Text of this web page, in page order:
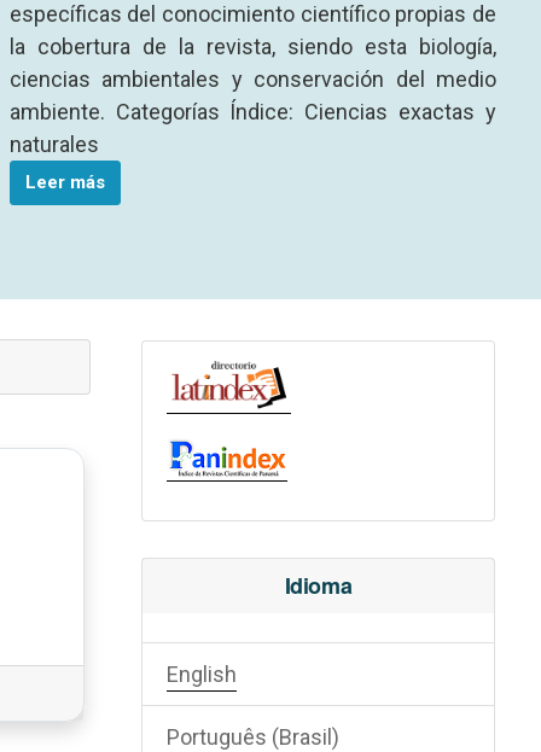
específicas del conocimiento científico propias de
la cobertura de la revista, siendo esta biología,
ciencias ambientales y conservación del medio
ambiente. Categorías Índice: Ciencias exactas y
naturales
Leer más
Idioma
English
Português (Brasil)